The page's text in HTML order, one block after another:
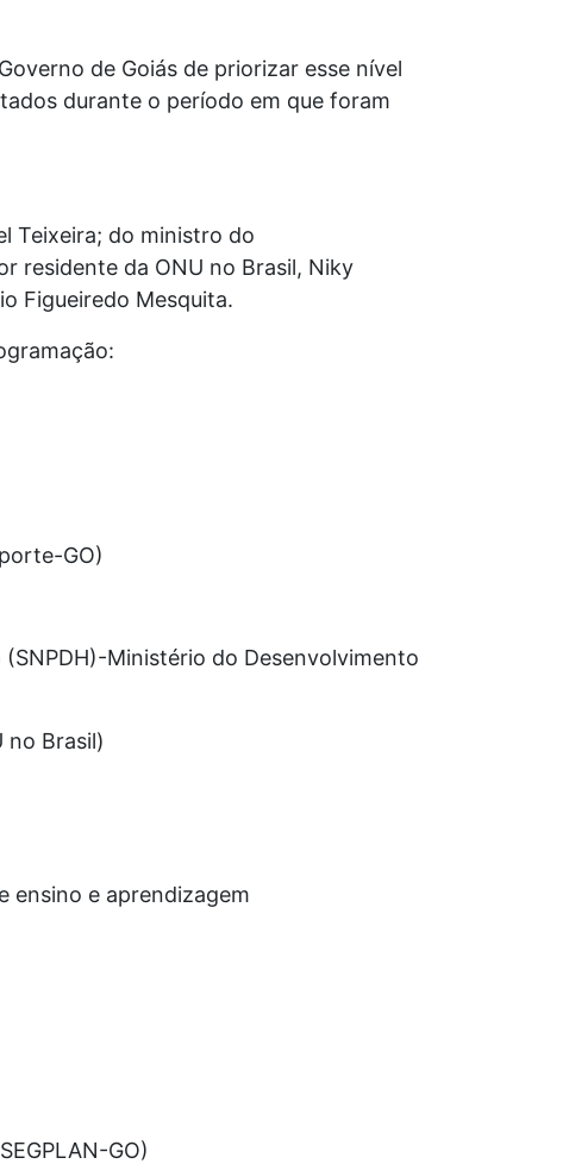
de Goiás de priorizar esse nível
durante o período em que foram
Teixeira; do ministro do
residente da ONU no Brasil, Niky
Figueiredo Mesquita.
GO)
Ministério do Desenvolvimento
no Brasil)
ensino e aprendizagem
GO)